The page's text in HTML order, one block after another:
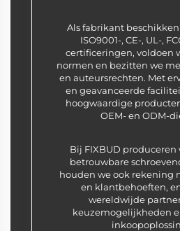
Als fabrikant beschikken
ISO9001-, CE-, UL-,
certificeringen, voldoen
normen en bezitten we
en auteursrechten. Met
en geavanceerde
hoogwaardige
OEM- en ODM-
Bij FIXBUD produceren
betrouwbare
houden we ook rekening
en klantbehoeften,
wereldwijde
keuzemogelijkheden